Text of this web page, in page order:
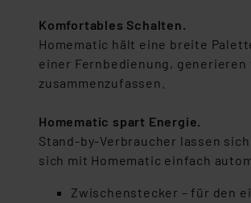
Komfortables Schalten.
Homematic hält eine breite
einer Fernbedienung,
zusammenzufassen.
Homematic spart Energie.
Stand-by-Verbraucher lassen
sich mit Homematic einfach
Zwischenstecker – für den